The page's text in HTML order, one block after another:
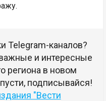
Telegram-каналов?
и интересные
региона в новом
подписывайся!
"Вести